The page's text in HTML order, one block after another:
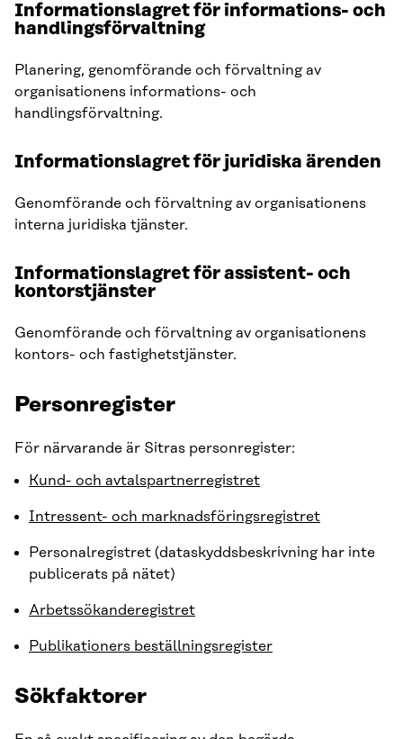
Informationslagret för informations- och
handlingsförvaltning
Planering, genomförande och förvaltning av
organisationens informations- och
handlingsförvaltning.
Informationslagret för juridiska ärenden
Genomförande och förvaltning av organisationens
interna juridiska tjänster.
Informationslagret för assistent- och
kontorstjänster
Genomförande och förvaltning av organisationens
kontors- och fastighetstjänster.
Personregister
För närvarande är Sitras personregister:
Kund- och avtalspartnerregistret
Intressent- och marknadsföringsregistret
Personalregistret (dataskyddsbeskrivning har inte
publicerats på nätet)
Arbetssökanderegistret
Publikationers beställningsregister
Sökfaktorer